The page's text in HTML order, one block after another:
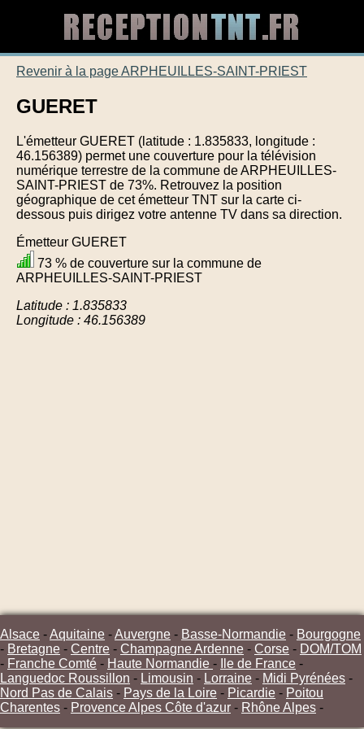
Revenir à la page ARPHEUILLES-SAINT-PRIEST
GUERET
L'émetteur GUERET (latitude : 1.835833, longitude :
46.156389) permet une couverture pour la télévision
numérique terrestre de la commune de ARPHEUILLES-
SAINT-PRIEST de 73%. Retrouvez la position
géographique de cet émetteur TNT sur la carte ci-
dessous puis dirigez votre antenne TV dans sa direction.
Émetteur GUERET
73 % de couverture sur la commune de
ARPHEUILLES-SAINT-PRIEST
Latitude : 1.835833
Longitude : 46.156389
Alsace -Aquitaine -Auvergne - Basse-Normandie - Bourgogne
- Bretagne - Centre - Champagne Ardenne - Corse - DOM/TOM
- Franche Comté - Haute Normandie - Ile de France -
Languedoc Roussillon - Limousin - Lorraine - Midi Pyrénées -
Nord Pas de Calais - Pays de la Loire - Picardie - Poitou
Charentes - Provence Alpes Côte d'azur - Rhône Alpes -